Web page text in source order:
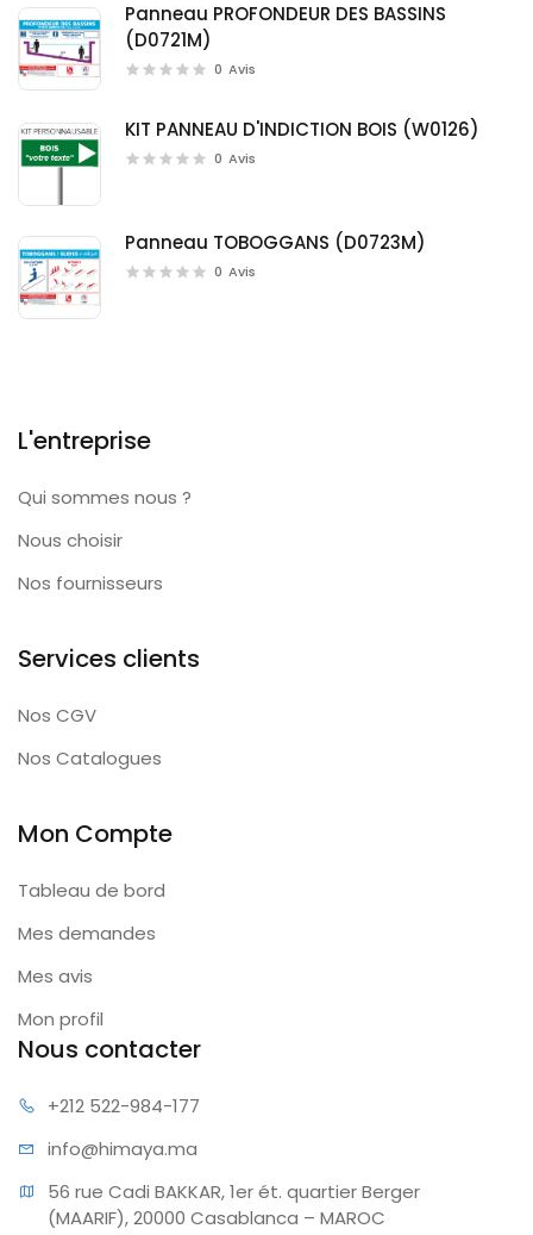
Panneau PROFONDEUR DES BASSINS
(D0721M)
0 Avis
KIT PANNEAU D'INDICTION BOIS (W0126)
0 Avis
Panneau TOBOGGANS (D0723M)
0 Avis
L'entreprise
Qui sommes nous ?
Nous choisir
Nos fournisseurs
Services clients
Nos CGV
Nos Catalogues
Mon Compte
Tableau de bord
Mes demandes
Mes avis
Mon profil
Nous contacter
+212 522-984-177
info@himaya.ma
56 rue Cadi BAKKAR, 1er ét. quartier Berger
(MAARIF), 20000 Casablanca – MAROC